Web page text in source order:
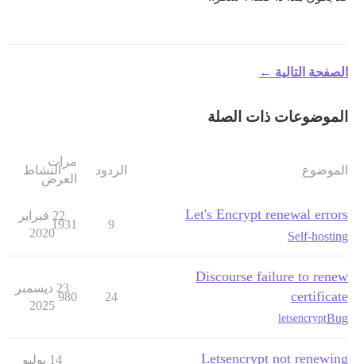
الصفحة التالية ←
الموضوعات ذات الصلة
الموضوع الردود
مرات
العرض
النشاط
Let's Encrypt renewal errors
Self-hosting
9
1931
22 فبراير
2020
Discourse failure to renew
certificate
Bug
letsencrypt
24
980
23 ديسمبر
2025
Letsencrypt not renewing
14 يوليو